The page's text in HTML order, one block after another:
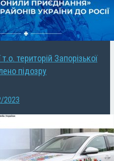
територій Запорізької
підозру
2023